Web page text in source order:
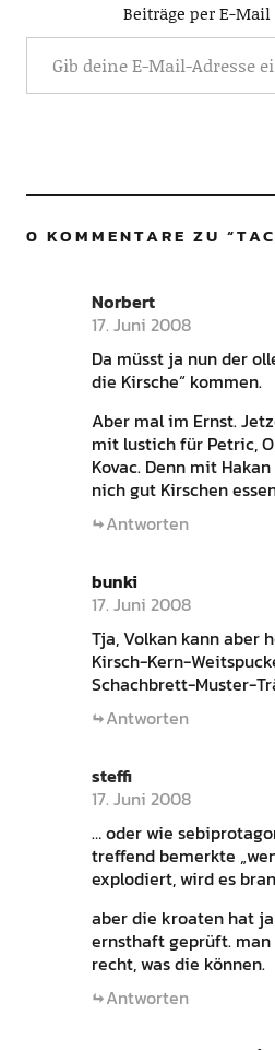
Beiträge per E-
0 KOMMENTARE ZU “
Norbert
17. Juni 2008
Da müsst ja nun der
die Kirsche“ kommen.
Aber mal im Ernst.
mit lustich für Petric,
Kovac. Denn mit
nich gut Kirschen
Antworten
bunki
17. Juni 2008
Tja, Volkan kann aber
Kirsch-Kern-
Schachbrett-Muster-
Antworten
steffi
17. Juni 2008
… oder wie
treffend bemerkte
explodiert, wird es
aber die kroaten hat
ernsthaft geprüft.
recht, was die können.
Antworten